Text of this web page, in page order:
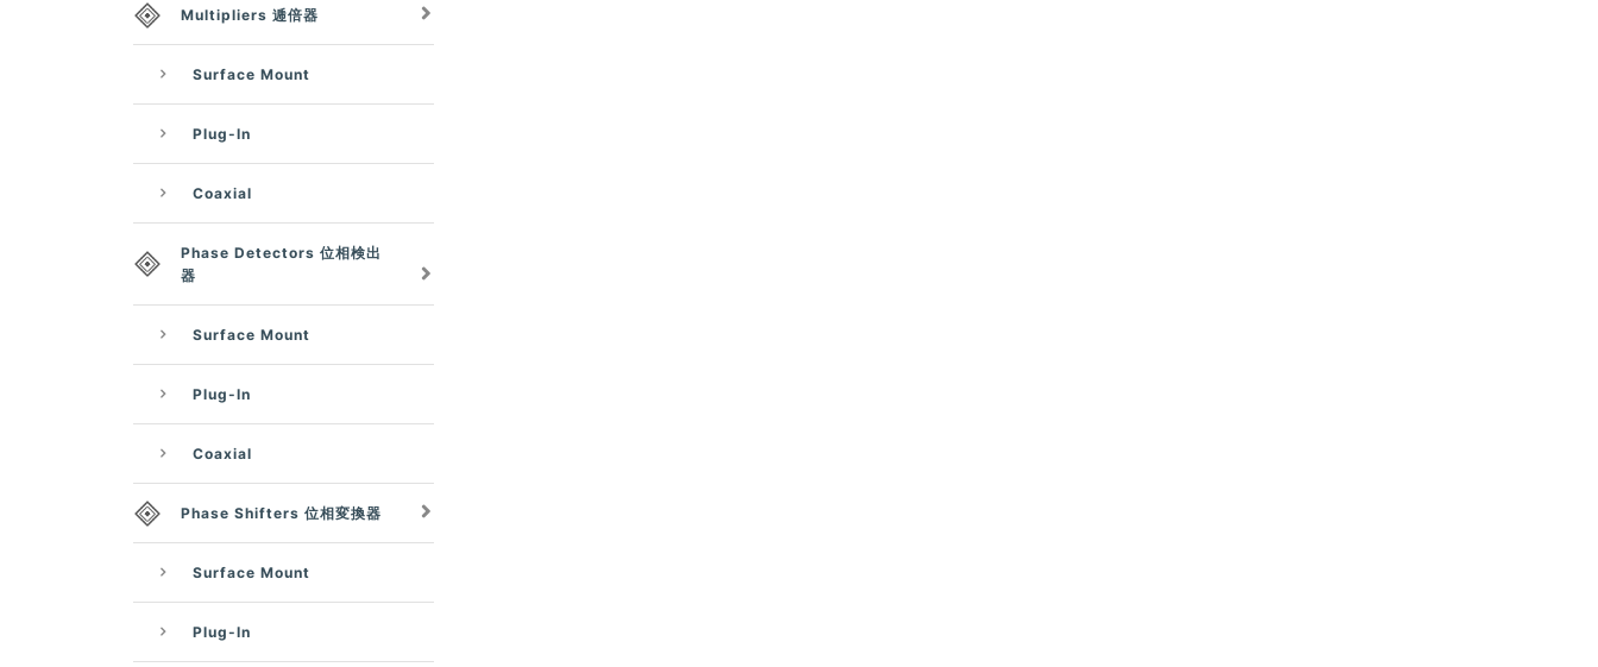
Multipliers 逓倍器
Surface Mount
Plug-In
Coaxial
Phase Detectors 位相検出
器
Surface Mount
Plug-In
Coaxial
Phase Shifters 位相変換器
Surface Mount
Plug-In